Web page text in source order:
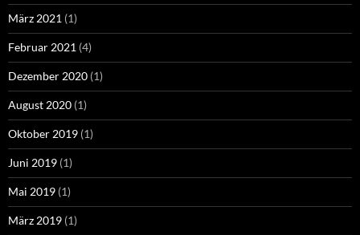
März 2021 (1)
Februar 2021 (4)
Dezember 2020 (1)
August 2020 (1)
Oktober 2019 (1)
Juni 2019 (1)
Mai 2019 (1)
März 2019 (1)